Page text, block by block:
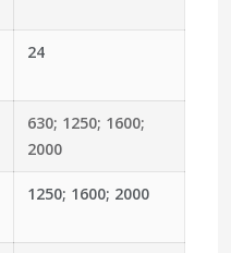
24
630; 1250; 1600;
2000
1250; 1600; 2000